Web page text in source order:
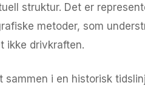
struktur. Det er
metoder, som
ikke drivkraften.
i en historisk